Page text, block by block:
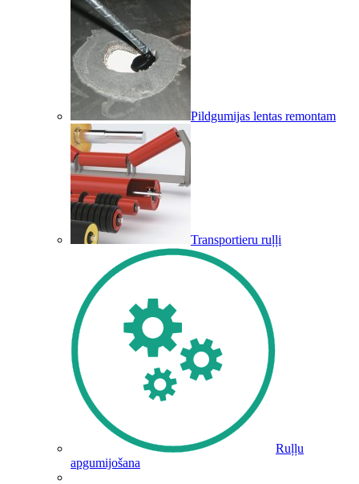
Pildgumijas lentas remontam
Transportieru ruļļi
Ruļļu
apgumijošana